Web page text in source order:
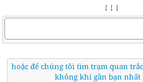
↓ ↓ ↓
hoặc để chúng tôi tìm trạm quan
không khí gần bạn nhất